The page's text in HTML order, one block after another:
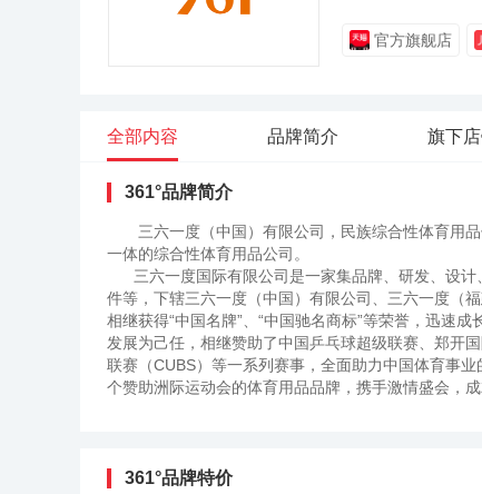
官方旗舰店
全部内容 品牌简介 旗下
361°品牌简介
三六一度（中国）有限公司，民族综合性体育用
一体的综合性体育用品公司。
三六一度国际有限公司是一家集品牌、研发、设计
件等，下辖三六一度（中国）有限公司、三六一度（
相继获得“中国名牌”、“中国驰名商标”等荣誉，迅速
发展为己任，相继赞助了中国乒乓球超级联赛、郑开
联赛（CUBS）等一系列赛事，全面助力中国体育事
个赞助洲际运动会的体育用品品牌，携手激情盛会，
供应商，标志着一种高度整合的体育营销模式开始，
361°品牌特价